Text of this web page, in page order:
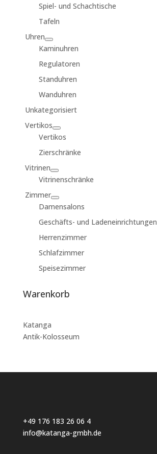
Spiel- und Schachtische
Tafeln
Uhren
Kaminuhren
Regulatoren
Standuhren
Wanduhren
Unkategorisiert
Vertikos
Vertikos
Zierschränke
Vitrinen
Vitrinenschränke
Zimmer
Damensalons
Geschäfts- und Ladeneinrichtungen
Herrenzimmer
Schlafzimmer
Speisezimmer
Warenkorb
Katanga
Antik-Kolosseum
+49 176 183 26 06 4
info@katanga-gmbh.de